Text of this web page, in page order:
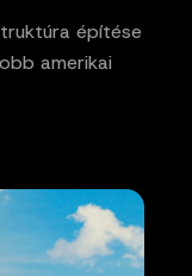
építése
amerikai